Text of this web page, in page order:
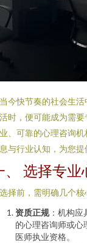
今快节奏的社会生
时，便可能成为需
、可靠的心理咨询
与行业认知，为您提
、 选择专
择前，需明确几个核
资质正规：机构应
的心理咨询师或心
医师执业资格。